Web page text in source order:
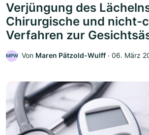
Verjüngung des
Chirurgische und nicht-
Verfahren zur
MPW Von Maren Pätzold-Wulff ‧ 06. März